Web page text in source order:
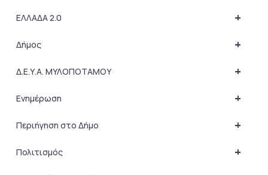
+
ΕΛΛΑΔΑ 2.0
+
Δήμος
+
Δ.Ε.Υ.Α. ΜΥΛΟΠΟΤΑΜΟΥ
+
Ενημέρωση
+
Περιήγηση στο Δήμο
+
Πολιτισμός